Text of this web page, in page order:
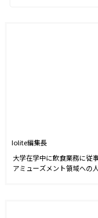
Iolite編集長
大学在学中に飲食業務に従
アミューズメント領域への